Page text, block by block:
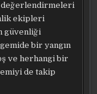
değerlendirmeleri
ekipleri
güvenliği
bir yangın
ve herhangi bir
de takip